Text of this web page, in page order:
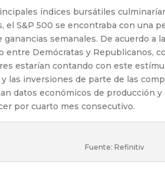
índices bursátiles
el S&P 500 se encontraba con una
ganancias semanales. De acuerdo a
entre Demócratas y Republicanos,
estarían contando con este
las inversiones de parte de las
datos económicos de producción
por cuarto mes consecutivo.
Fuente: Refinitiv